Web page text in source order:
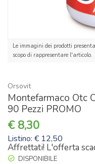
Le immagini dei prodotti
scopo di rappresentare l'articolo.
Orsovit
Montefarmaco Otc
90 Pezzi PROMO
8,30
Listino: € 12,50
Affrettati! L'offerta
DISPONIBILE